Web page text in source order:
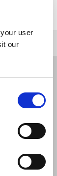
user
our
단으로 돌아가기